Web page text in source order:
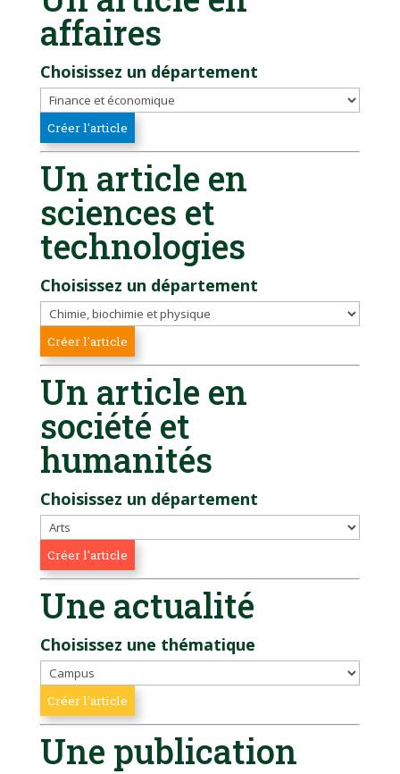
affaires
Choisissez un département
Un article en
sciences et
technologies
Choisissez un département
Un article en
société et
humanités
Choisissez un département
Une actualité
Choisissez une thématique
Une publication